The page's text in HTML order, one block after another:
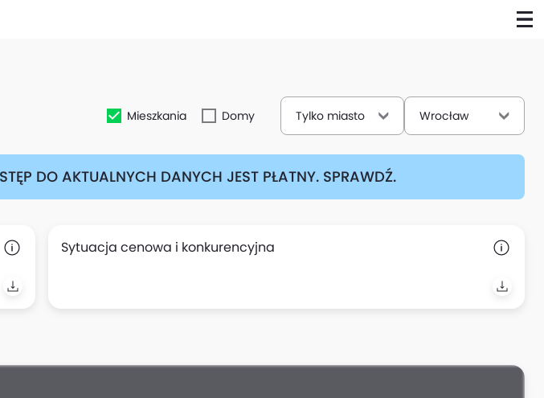
Mieszkania Domy Tylko miasto Wrocław
DO AKTUALNYCH DANYCH JEST PŁATNY. SPRAWDŹ.
Sytuacja cenowa i konkurencyjna